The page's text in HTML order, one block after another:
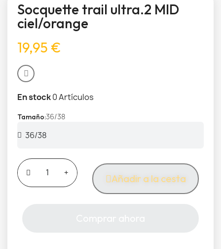
Socquette trail ultra.2 MID
ciel/orange
19,95 €
En stock0 Artículos
Tamaño 36/38
Añadir a la cesta